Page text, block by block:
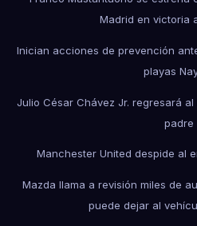
Madrid en victoria
Inician acciones de prevención
playas
Julio César Chávez Jr. regresará
padre
Manchester United despide al
Mazda llama a revisión miles de
puede dejar al